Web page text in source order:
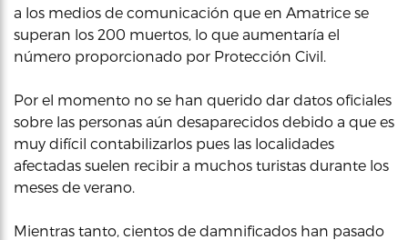
a los medios de comunicación que en Amatrice se
superan los 200 muertos, lo que aumentaría el
número proporcionado por Protección Civil.
Por el momento no se han querido dar datos oficiales
sobre las personas aún desaparecidos debido a que es
muy difícil contabilizarlos pues las localidades
afectadas suelen recibir a muchos turistas durante los
meses de verano.
Mientras tanto, cientos de damnificados han pasado